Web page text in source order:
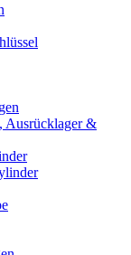
Ausrücklager &